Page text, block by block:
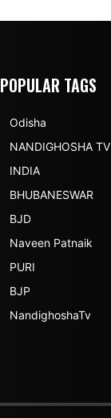
POPULAR TAGS
Odisha
NANDIGHOSHA TV
INDIA
BHUBANESWAR
BJD
Naveen Patnaik
PURI
BJP
NandighoshaTv